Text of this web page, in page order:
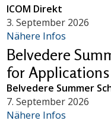
ICOM Direkt
3. September 2026
Nähere Infos
Belvedere
for Applications
Belvedere Summer
7. September 2026
Nähere Infos